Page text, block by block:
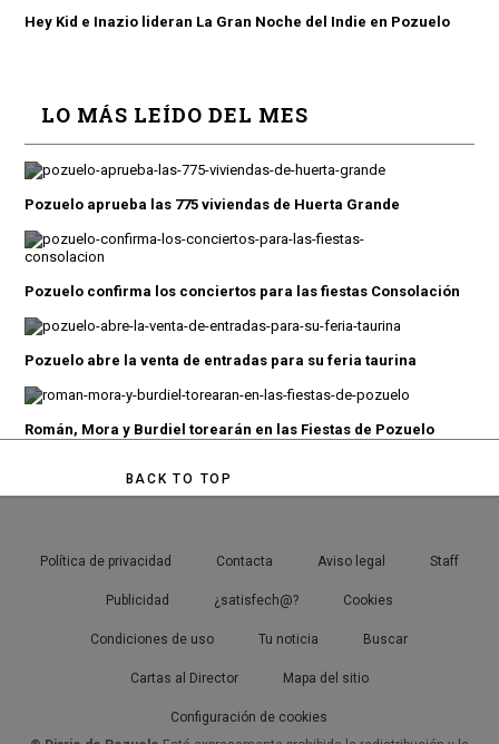
Hey Kid e Inazio lideran La Gran Noche del Indie en Pozuelo
LO MÁS LEÍDO DEL MES
Pozuelo aprueba las 775 viviendas de Huerta Grande
Pozuelo confirma los conciertos para las fiestas Consolación
Pozuelo abre la venta de entradas para su feria taurina
Román, Mora y Burdiel torearán en las Fiestas de Pozuelo
BACK TO TOP
Política de privacidad Contacta Aviso legal Staff
Publicidad ¿satisfech@? Cookies
Condiciones de uso Tu noticia Buscar
Cartas al Director Mapa del sitio
Configuración de cookies